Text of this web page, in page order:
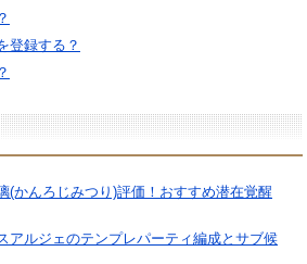
登録する？
(かんろじみつり)評価！おすすめ潜在覚醒
アルジェのテンプレパーティ編成とサブ候